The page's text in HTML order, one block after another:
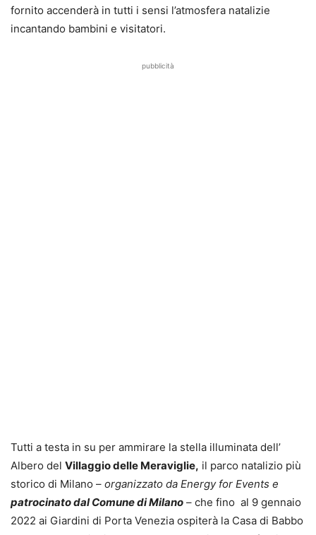
fornito accenderà in tutti i sensi l’atmosfera natalizie
incantando bambini e visitatori.
pubblicità
Tutti a testa in su per ammirare la stella illuminata dell’
Albero del Villaggio delle Meraviglie, il parco natalizio più
storico di Milano – organizzato da Energy for Events e
patrocinato dal Comune di Milano – che fino al 9 gennaio
2022 ai Giardini di Porta Venezia ospiterà la Casa di Babbo